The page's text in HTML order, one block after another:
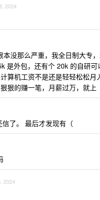
2024
本没那么严重，我全日制大专
是外包，还有个 20k 的自研
算机工资不是还是轻轻松松
狠的赚一笔，月薪过万，就上
了。 最后才发现有（
2024